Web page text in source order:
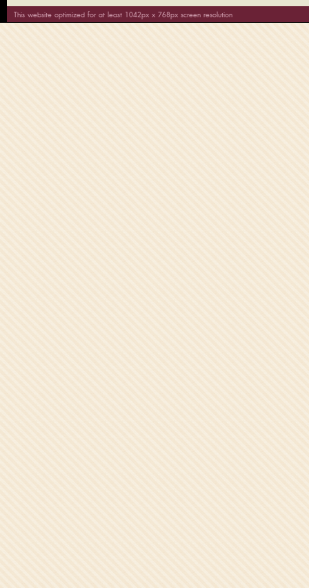
This website optimized for at least 1042px x 768px screen resolution